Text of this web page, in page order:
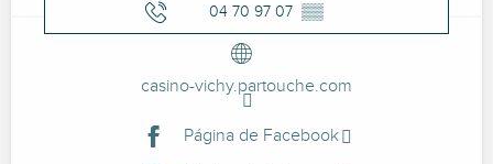
04 70 97 07 ▒▒
casino-vichy.partouche.com
Página de Facebook